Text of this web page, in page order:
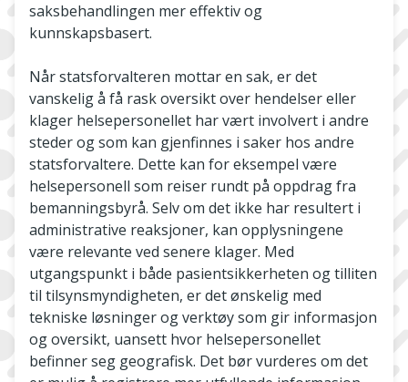
saksbehandlingen mer effektiv og
kunnskapsbasert.
Når statsforvalteren mottar en sak, er det
vanskelig å få rask oversikt over hendelser eller
klager helsepersonellet har vært involvert i andre
steder og som kan gjenfinnes i saker hos andre
statsforvaltere. Dette kan for eksempel være
helsepersonell som reiser rundt på oppdrag fra
bemanningsbyrå. Selv om det ikke har resultert i
administrative reaksjoner, kan opplysningene
være relevante ved senere klager. Med
utgangspunkt i både pasientsikkerheten og tilliten
til tilsynsmyndigheten, er det ønskelig med
tekniske løsninger og verktøy som gir informasjon
og oversikt, uansett hvor helsepersonellet
befinner seg geografisk. Det bør vurderes om det